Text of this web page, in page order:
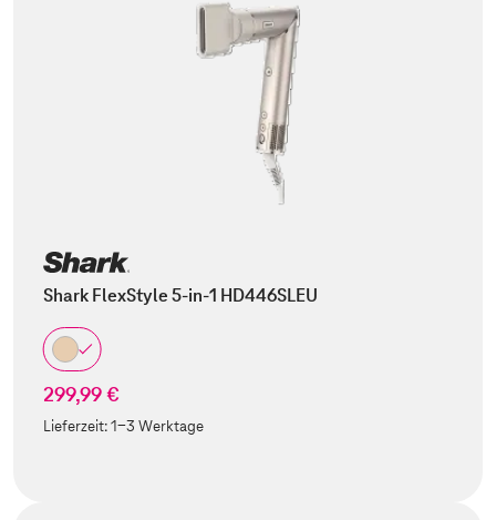
Shark FlexStyle 5-in-1 HD446SLEU
299,99 €
Lieferzeit:1-3 Werktage